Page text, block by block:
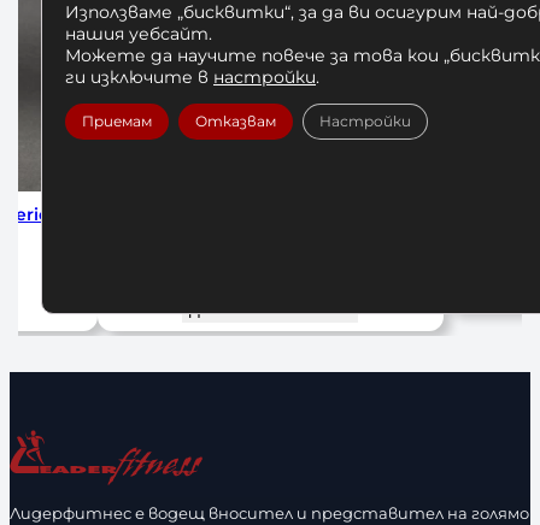
4м
Лидерфитнес е водещ вносител и представител на голямо
Използваме „бисквитки“, за да ви осигурим най-
нашия уебсайт.
Можете да научите повече за това кои
ги изключите в настройки.
Приемам Отказвам Настройки